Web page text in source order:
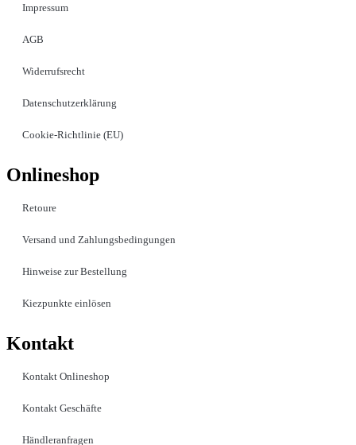
Impressum
AGB
Widerrufsrecht
Datenschutzerklärung
Cookie-Richtlinie (EU)
Onlineshop
Retoure
Versand und Zahlungsbedingungen
Hinweise zur Bestellung
Kiezpunkte einlösen
Kontakt​
Kontakt Onlineshop
Kontakt Geschäfte
Händleranfragen